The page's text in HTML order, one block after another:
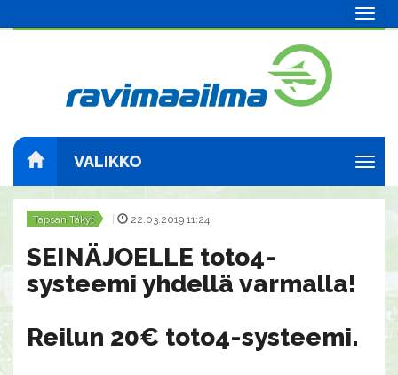
VALIKKO
Tapsan Täkyt | 22.03.2019 11:24
SEINÄJOELLE toto4-
systeemi yhdellä varmalla!
Reilun 20€ toto4-systeemi.